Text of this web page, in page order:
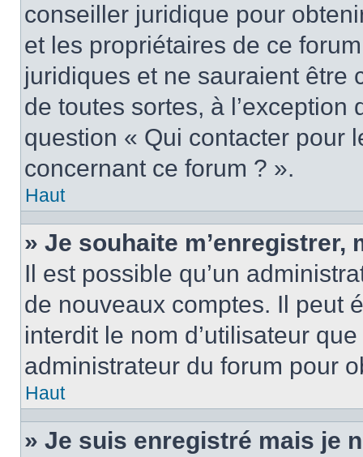
conseiller juridique pour
et les propriétaires de ce
juridiques et ne sauraient être
de toutes sortes, à
question « Qui contacter pour
concernant ce forum ? ».
Haut
» Je souhaite m’enregistrer,
Il est possible qu’un
de nouveaux comptes. Il peut
interdit le nom d’utilisateur
administrateur du forum pour
Haut
» Je suis enregistré mais je